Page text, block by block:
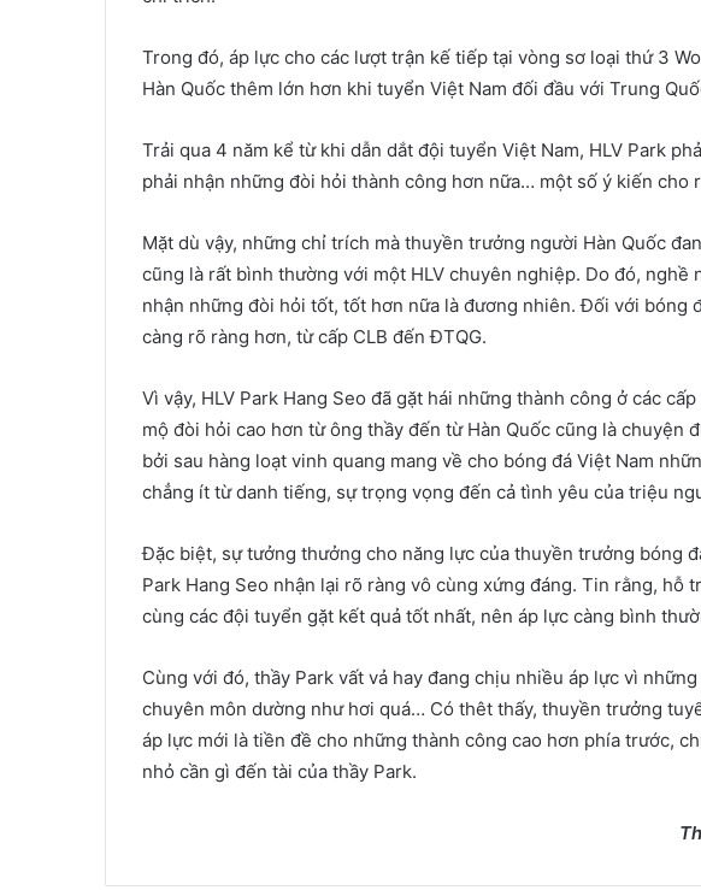
Trong đó, áp lực cho các lượt trận kế tiếp tại vòng sơ loại thứ 3
Hàn Quốc thêm lớn hơn khi tuyển Việt Nam đối đầu với Trung
Trải qua 4 năm kể từ khi dẫn dắt đội tuyển Việt Nam, HLV Park
phải nhận những đòi hỏi thành công hơn nữa… một số ý kiến cho
Mặt dù vậy, những chỉ trích mà thuyền trưởng người Hàn Quốc
cũng là rất bình thường với một HLV chuyên nghiệp. Do đó, nghề
nhận những đòi hỏi tốt, tốt hơn nữa là đương nhiên. Đối với bóng
càng rõ ràng hơn, từ cấp CLB đến ĐTQG.
Vì vậy, HLV Park Hang Seo đã gặt hái những thành công ở các
mộ đòi hỏi cao hơn từ ông thầy đến từ Hàn Quốc cũng là chuyện
bởi sau hàng loạt vinh quang mang về cho bóng đá Việt Nam
chẳng ít từ danh tiếng, sự trọng vọng đến cả tình yêu của triệu
Đặc biệt, sự tưởng thưởng cho năng lực của thuyền trưởng bóng
Park Hang Seo nhận lại rõ ràng vô cùng xứng đáng. Tin rằng, hỗ
cùng các đội tuyển gặt kết quả tốt nhất, nên áp lực càng bình
Cùng với đó, thầy Park vất vả hay đang chịu nhiều áp lực vì
chuyên môn dường như hơi quá… Có thêt thấy, thuyền trưởng
áp lực mới là tiền đề cho những thành công cao hơn phía trước,
nhỏ cần gì đến tài của thầy Park.